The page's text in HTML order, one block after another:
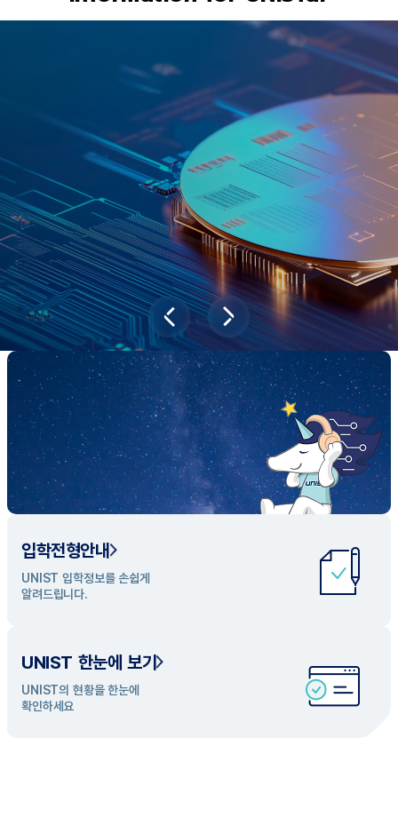
새내기학부에서
전공탐색 프로그램을 통해 나에게 맞는 최
적의 전공을 찾아보세요.
전공탐색 가이드 바로가기
UNIST 학과 소개
UNIST의 개성있는 학과들을
탐색해 보세요
입학전형안내
UNIST 입학정보를 손쉽게
알려드립니다.
UNIST 한눈에 보기
UNIST의 현황을 한눈에
확인하세요